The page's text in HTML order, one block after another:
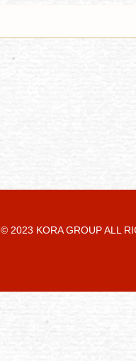
© 2023 KORA GROUP ALL